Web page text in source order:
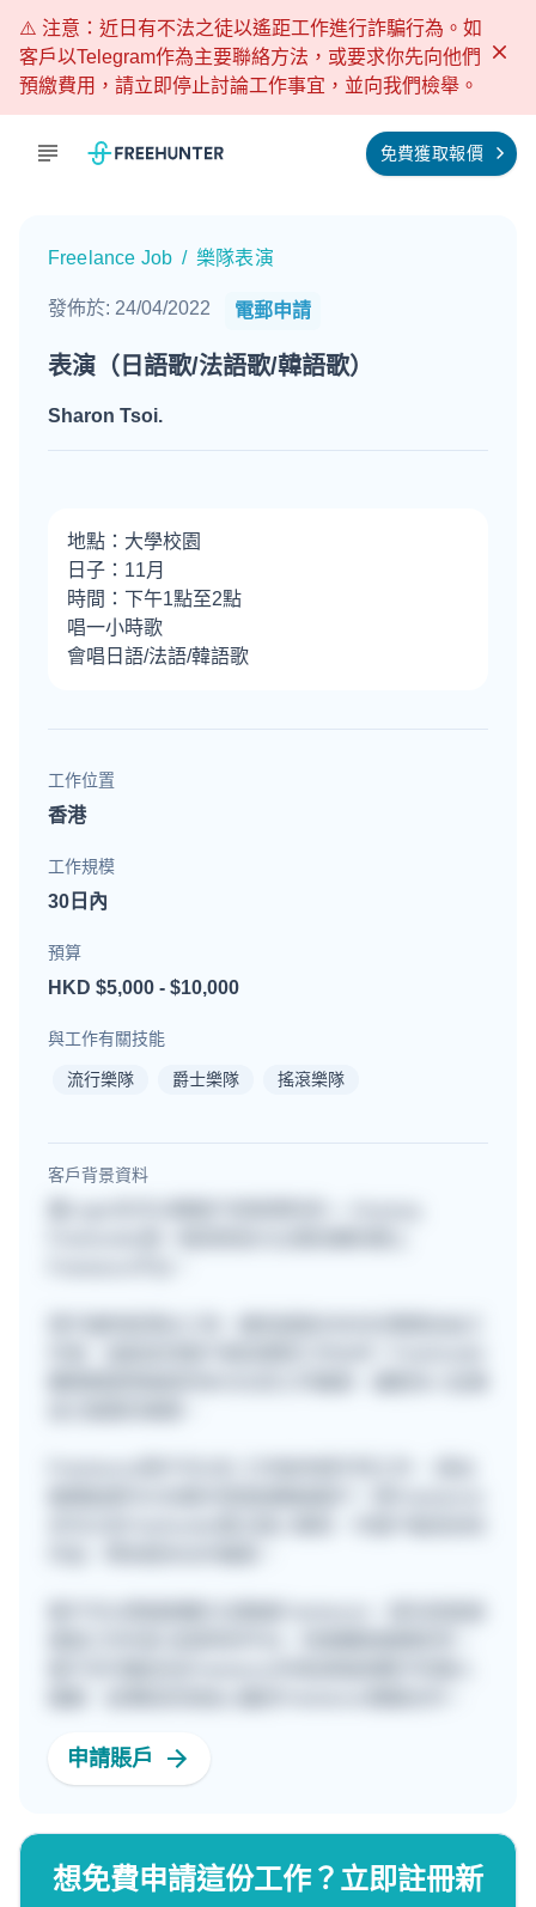
⚠️ 注意：近日有不法之徒以遙距工作進行詐騙行為。如
客戶以Telegram作為主要聯絡方法，或要求你先向他們
預繳費用，請立即停止討論工作事宜，並向我們檢舉。
免費獲取報價
Freelance Job / 樂隊表演
發佈於: 24/04/2022 電郵申請
表演（日語歌/法語歌/韓語歌）
Sharon Tsoi.
地點：大學校園
日子：11月
時間：下午1點至2點
唱一小時歌
會唱日語/法語/韓語歌
工作位置
香港
工作規模
30日內
預算
HKD $5,000 - $10,000
與工作有關技能
流行樂隊 爵士樂隊 搖滾樂隊
客戶背景資料
申請賬戶
想免費申請這份工作？立即註冊新